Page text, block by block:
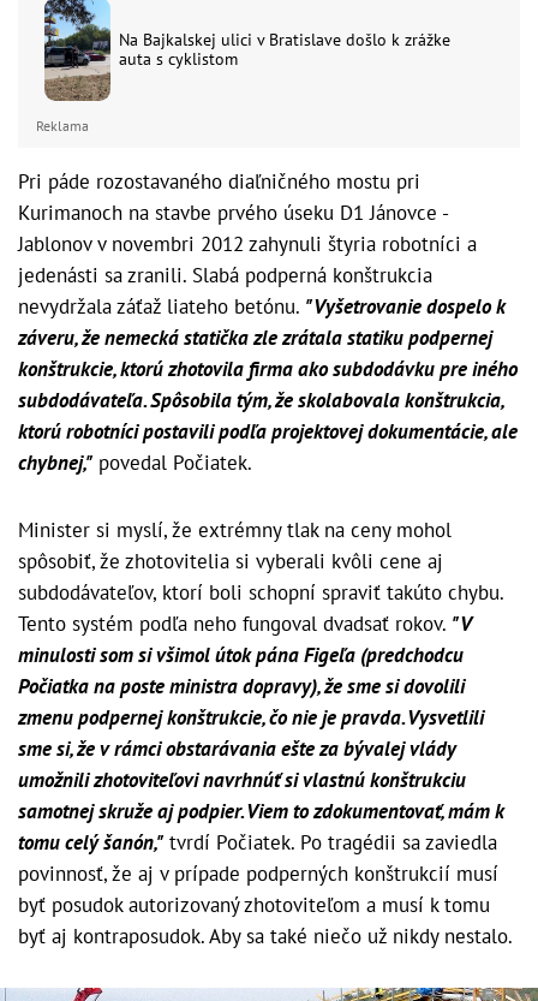
Na Bajkalskej ulici v Bratislave došlo k zrážke
auta s cyklistom
Reklama
Pri páde rozostavaného diaľničného mostu pri
Kurimanoch na stavbe prvého úseku D1 Jánovce -
Jablonov v novembri 2012 zahynuli štyria robotníci a
jedenásti sa zranili. Slabá podperná konštrukcia
nevydržala záťaž liateho betónu. "Vyšetrovanie dospelo k
záveru, že nemecká statička zle zrátala statiku podpernej
konštrukcie, ktorú zhotovila firma ako subdodávku pre iného
subdodávateľa. Spôsobila tým, že skolabovala konštrukcia,
ktorú robotníci postavili podľa projektovej dokumentácie, ale
chybnej," povedal Počiatek.
Minister si myslí, že extrémny tlak na ceny mohol
spôsobiť, že zhotovitelia si vyberali kvôli cene aj
subdodávateľov, ktorí boli schopní spraviť takúto chybu.
Tento systém podľa neho fungoval dvadsať rokov. "V
minulosti som si všimol útok pána Figeľa (predchodcu
Počiatka na poste ministra dopravy), že sme si dovolili
zmenu podpernej konštrukcie, čo nie je pravda. Vysvetlili
sme si, že v rámci obstarávania ešte za bývalej vlády
umožnili zhotoviteľovi navrhnúť si vlastnú konštrukciu
samotnej skruže aj podpier. Viem to zdokumentovať, mám k
tomu celý šanón," tvrdí Počiatek. Po tragédii sa zaviedla
povinnosť, že aj v prípade podperných konštrukcií musí
byť posudok autorizovaný zhotoviteľom a musí k tomu
byť aj kontraposudok. Aby sa také niečo už nikdy nestalo.